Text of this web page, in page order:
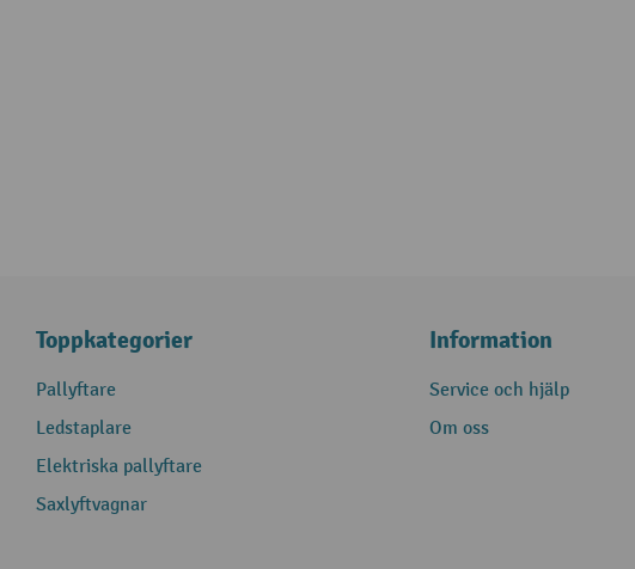
Toppkategorier
Pallyftare
Ledstaplare
Elektriska pallyftare
Saxlyftvagnar
Information
Service och hjälp
Om oss